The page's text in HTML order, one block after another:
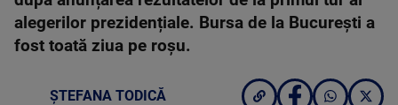
alegerilor prezidențiale. Bursa de la București a
fost toată ziua pe roșu.
ȘTEFANA TODICĂ